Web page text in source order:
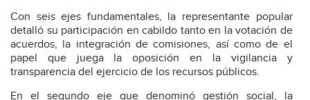
Con seis ejes fundamentales, la representante popular
detalló su participación en cabildo tanto en la votación de
acuerdos, la integración de comisiones, así como de el
papel que juega la oposición en la vigilancia y
transparencia del ejercicio de los recursos públicos.
En el segundo eje que denominó gestión social, la